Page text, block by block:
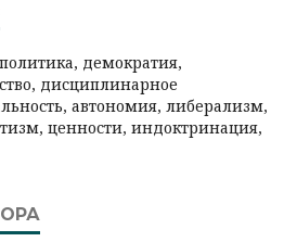
демократия,
дисциплинарное
автономия, либерализм,
ценности, индоктринация,